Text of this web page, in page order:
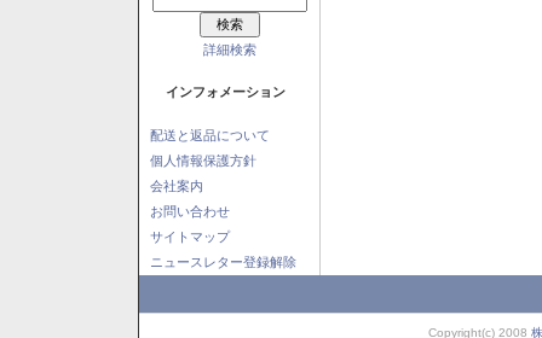
詳細検索
インフォメーション
配送と返品について
個人情報保護方針
会社案内
お問い合わせ
サイトマップ
ニュースレター登録解除
Copyright(c) 2008